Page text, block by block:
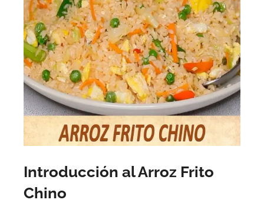
Introducción al Arroz Frito
Chino